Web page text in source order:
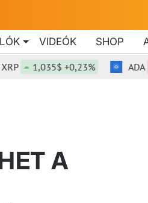
VIDEÓK SHOP
1,035$ +0,23% ADA
A